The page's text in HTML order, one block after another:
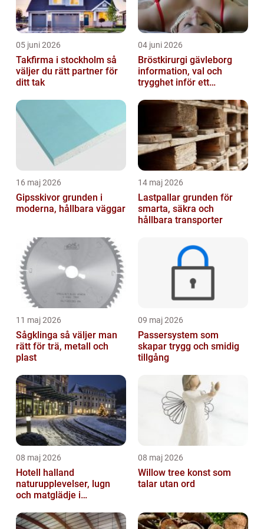
05 juni 2026
Takfirma i stockholm så
väljer du rätt partner för
ditt tak
04 juni 2026
Bröstkirurgi gävleborg
information, val och
trygghet inför ett
16 maj 2026
Gipsskivor grunden i
moderna, hållbara väggar
14 maj 2026
Lastpallar grunden för
smarta, säkra och
hållbara transporter
11 maj 2026
Sågklinga så väljer man
rätt för trä, metall och
plast
09 maj 2026
Passersystem som
skapar trygg och smidig
tillgång
08 maj 2026
Hotell halland
naturupplevelser, lugn
och matglädje i
08 maj 2026
Willow tree konst som
talar utan ord